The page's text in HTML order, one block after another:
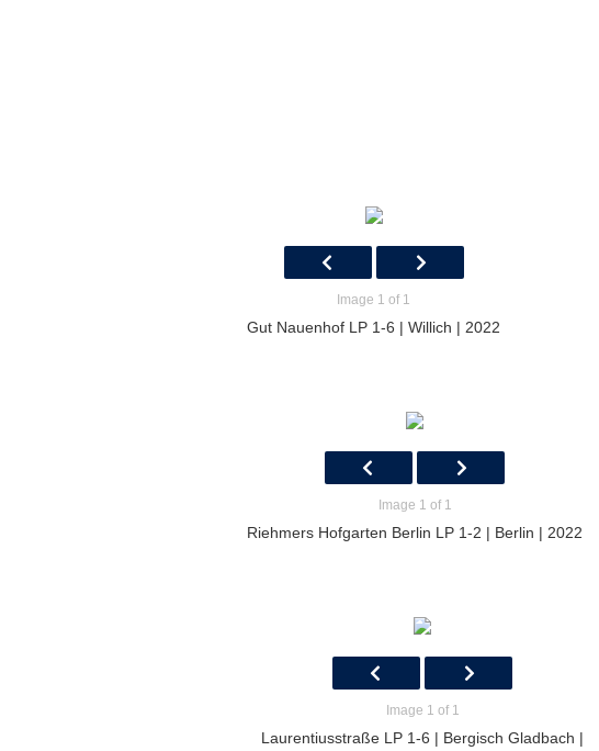
Image 1 of 1
Gut Nauenhof LP 1-6 | Willich | 2022
Image 1 of 1
Riehmers Hofgarten Berlin LP 1-2 | Berlin | 2022
Image 1 of 1
Laurentiusstraße LP 1-6 | Bergisch Gladbach |